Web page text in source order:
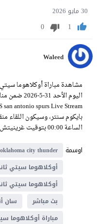
30 مايو 2026
1
0
Waleed
مشاهدة مباراة أوكلاهوما
بايكوم سنتر، وسيكون اللقاء
الساعة 00:00 بتوقيت غرينيتش، حصريًا على موقع يلا شوت فيديو.
اوسمة
oklahoma city thunder
أوكلاهوما سيتي
أوكلاهوما سيتي
بث مباشر
سان
مباراة أوكلاهوما